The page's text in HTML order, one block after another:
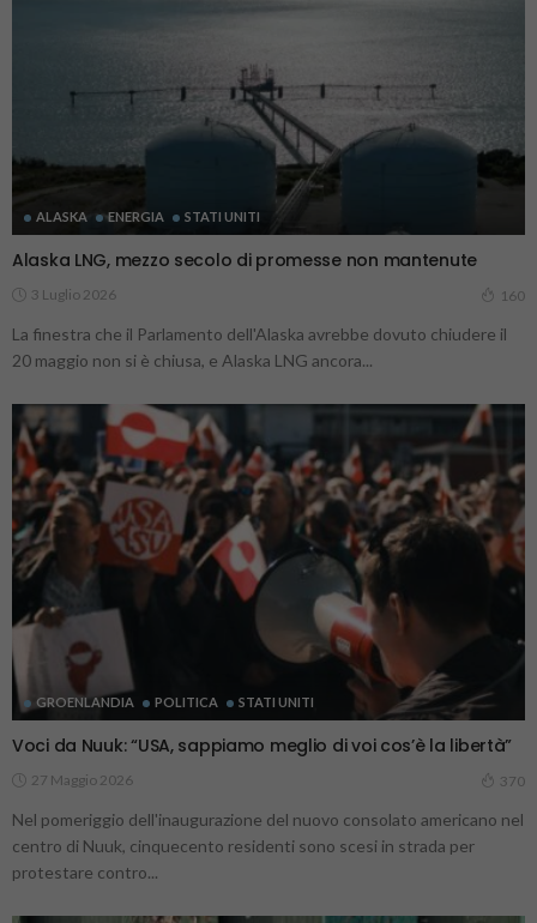
ALASKA ENERGIA STATI UNITI
Alaska LNG, mezzo secolo di promesse non mantenute
3 Luglio 2026 160
La finestra che il Parlamento dell'Alaska avrebbe dovuto chiudere il
20 maggio non si è chiusa, e Alaska LNG ancora...
GROENLANDIA POLITICA STATI UNITI
Voci da Nuuk: “USA, sappiamo meglio di voi cos’è la libertà”
27 Maggio 2026 370
Nel pomeriggio dell'inaugurazione del nuovo consolato americano nel
centro di Nuuk, cinquecento residenti sono scesi in strada per
protestare contro...